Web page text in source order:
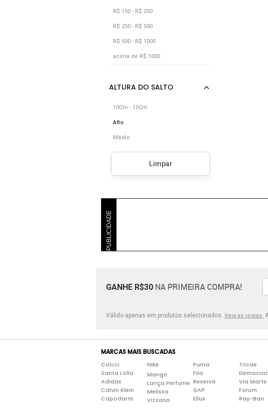
R$ 150 - R$ 250
R$ 250 - R$ 500
R$ 500 - R$ 1000
acima de R$ 1000
10Cm - 15Cm
Alto
Médio
PUBLICIDADE
GANHE R$30 NA PRIMEIRA COMPRA!
Válido apenas em produtos selecionados. Veja as regras.
MARCAS MAIS BUSCADAS
Colcci
Santa Lolla
Adidas
Calvin Klein
Capodarte
Nike
Mango
Lança Perfume
Melissa
Vizzano
Puma
Fila
Reserva
GAP
Ellus
Tricae
Via Marte
Forum
Ray-Ban